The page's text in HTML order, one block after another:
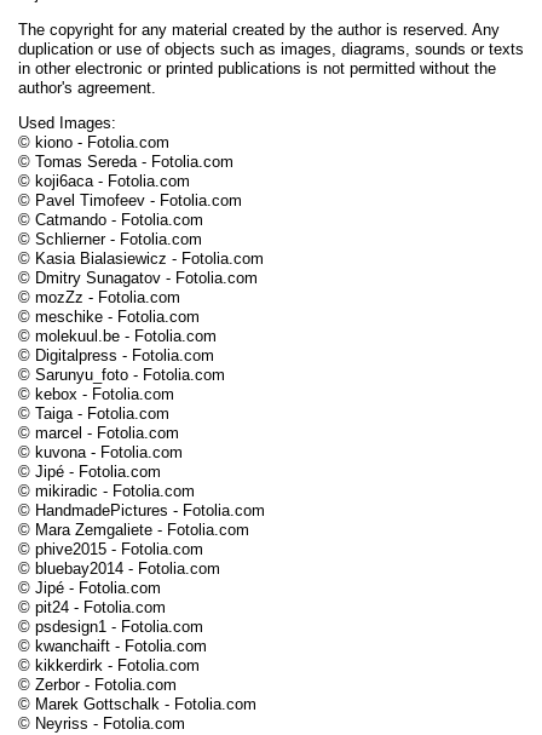
The copyright for any material created by the author is reserved. Any
duplication or use of objects such as images, diagrams, sounds or texts
in other electronic or printed publications is not permitted without the
author's agreement.
Used Images:
© kiono - Fotolia.com
© Tomas Sereda - Fotolia.com
© koji6aca - Fotolia.com
© Pavel Timofeev - Fotolia.com
© Catmando - Fotolia.com
© Schlierner - Fotolia.com
© Kasia Bialasiewicz - Fotolia.com
© Dmitry Sunagatov - Fotolia.com
© mozZz - Fotolia.com
© meschike - Fotolia.com
© molekuul.be - Fotolia.com
© Digitalpress - Fotolia.com
© Sarunyu_foto - Fotolia.com
© kebox - Fotolia.com
© Taiga - Fotolia.com
© marcel - Fotolia.com
© kuvona - Fotolia.com
© Jipé - Fotolia.com
© mikiradic - Fotolia.com
© HandmadePictures - Fotolia.com
© Mara Zemgaliete - Fotolia.com
© phive2015 - Fotolia.com
© bluebay2014 - Fotolia.com
© Jipé - Fotolia.com
© pit24 - Fotolia.com
© psdesign1 - Fotolia.com
© kwanchaift - Fotolia.com
© kikkerdirk - Fotolia.com
© Zerbor - Fotolia.com
© Marek Gottschalk - Fotolia.com
© Neyriss - Fotolia.com